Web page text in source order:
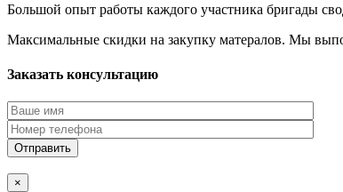
Большой опыт работы каждого участника бригады
Максимальные скидки на закупку матералов. Мы
Заказать консультацию
×